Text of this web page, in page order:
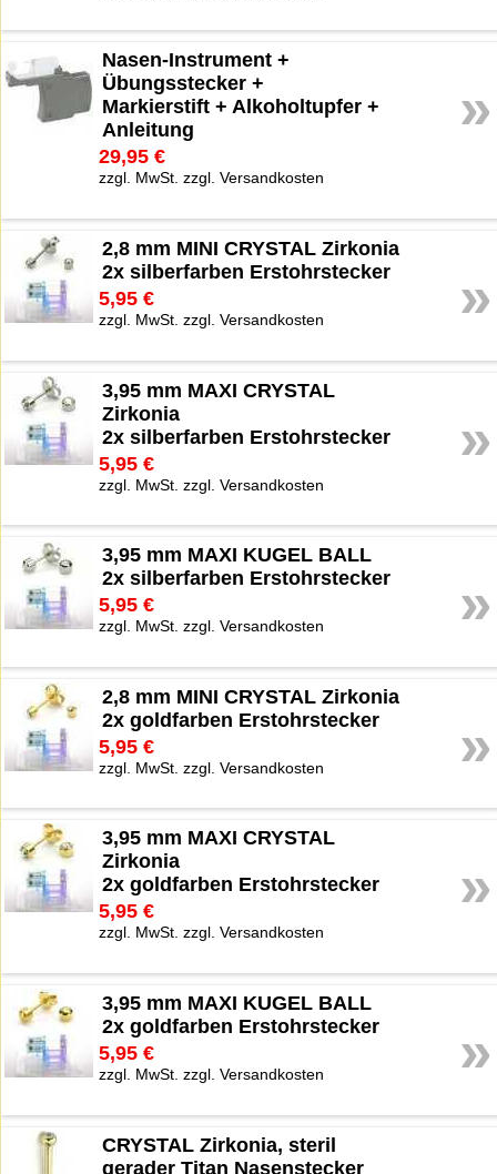
»
Nasen-Instrument +
Übungsstecker +
Markierstift + Alkoholtupfer +
Anleitung
29,95 €
zzgl. MwSt. zzgl. Versandkosten
»
2,8 mm MINI CRYSTAL Zirkonia
2x silberfarben Erstohrstecker
5,95 €
zzgl. MwSt. zzgl. Versandkosten
»
3,95 mm MAXI CRYSTAL
Zirkonia
2x silberfarben Erstohrstecker
5,95 €
zzgl. MwSt. zzgl. Versandkosten
»
3,95 mm MAXI KUGEL BALL
2x silberfarben Erstohrstecker
5,95 €
zzgl. MwSt. zzgl. Versandkosten
»
2,8 mm MINI CRYSTAL Zirkonia
2x goldfarben Erstohrstecker
5,95 €
zzgl. MwSt. zzgl. Versandkosten
»
3,95 mm MAXI CRYSTAL
Zirkonia
2x goldfarben Erstohrstecker
5,95 €
zzgl. MwSt. zzgl. Versandkosten
»
3,95 mm MAXI KUGEL BALL
2x goldfarben Erstohrstecker
5,95 €
zzgl. MwSt. zzgl. Versandkosten
CRYSTAL Zirkonia, steril
gerader Titan Nasenstecker